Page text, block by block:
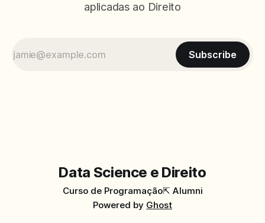
aplicadas ao Direito
Subscribe
Data Science e Direito
Curso de Programação⇱ Alumni
Powered by Ghost